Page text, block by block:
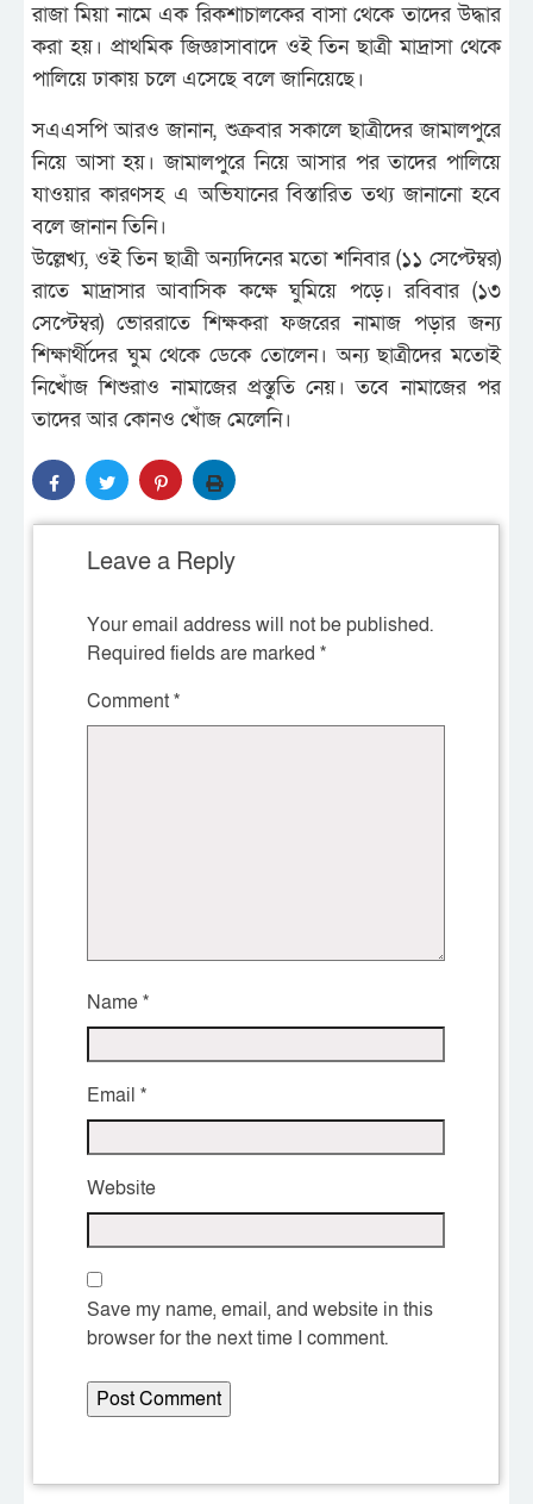
রাজা মিয়া নামে এক রিকশাচালকের বাসা থেকে তাদের উদ্ধার
করা হয়। প্রাথমিক জিজ্ঞাসাবাদে ওই তিন ছাত্রী মাদ্রাসা থেকে
পালিয়ে ঢাকায় চলে এসেছে বলে জানিয়েছে।
সএএসপি আরও জানান, শুক্রবার সকালে ছাত্রীদের জামালপুরে
নিয়ে আসা হয়। জামালপুরে নিয়ে আসার পর তাদের পালিয়ে
যাওয়ার কারণসহ এ অভিযানের বিস্তারিত তথ্য জানানো হবে
বলে জানান তিনি।
উল্লেখ্য, ওই তিন ছাত্রী অন্যদিনের মতো শনিবার (১১ সেপ্টেম্বর)
রাতে মাদ্রাসার আবাসিক কক্ষে ঘুমিয়ে পড়ে। রবিবার (১৩
সেপ্টেম্বর) ভোররাতে শিক্ষকরা ফজরের নামাজ পড়ার জন্য
শিক্ষার্থীদের ঘুম থেকে ডেকে তোলেন। অন্য ছাত্রীদের মতোই
নিখোঁজ শিশুরাও নামাজের প্রস্তুতি নেয়। তবে নামাজের পর
তাদের আর কোনও খোঁজ মেলেনি।
Leave a Reply
Your email address will not be published.
Required fields are marked *
Comment*
Name*
Email *
Website
Save my name, email, and website in this
browser for the next time I comment.